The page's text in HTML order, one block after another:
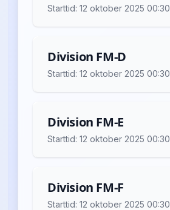
Starttid: 12 oktober 2025 00:30
Division FM-D
Starttid: 12 oktober 2025 00:30
Division FM-E
Starttid: 12 oktober 2025 00:30
Division FM-F
Starttid: 12 oktober 2025 00:30